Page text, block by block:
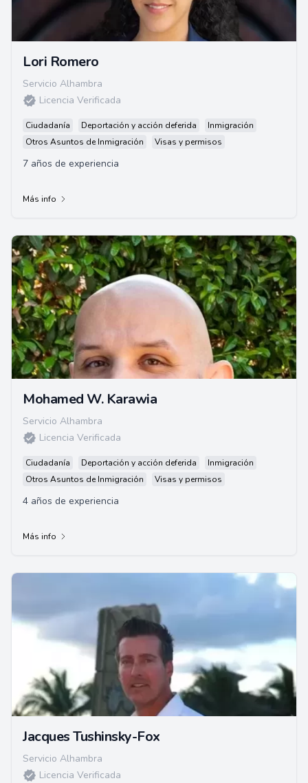
Lori Romero
Servicio Alhambra
Licencia Verificada
Ciudadanía Deportación y acción deferida
Inmigración
Otros Asuntos de Inmigración
Visas y permisos
7 años de experiencia
Más info
Mohamed W. Karawia
Servicio Alhambra
Licencia Verificada
Ciudadanía Deportación y acción deferida
Inmigración
Otros Asuntos de Inmigración
Visas y permisos
4 años de experiencia
Más info
Jacques Tushinsky-Fox
Servicio Alhambra
Licencia Verificada